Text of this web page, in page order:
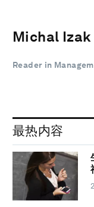
Michal Izak
Reader in
最热内容